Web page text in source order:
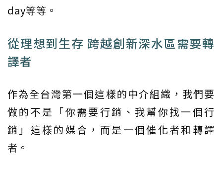
day等等。
從理想到生存 跨越創新深水區需要轉
譯者
作為全台灣第一個這樣的中介組織，我們要
做的不是「你需要行銷、我幫你找一個行
銷」這樣的媒合，而是一個催化者和轉譯
者。